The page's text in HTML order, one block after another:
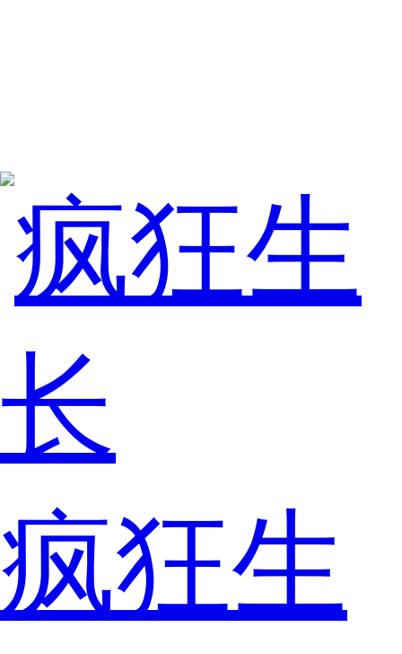
疯狂生